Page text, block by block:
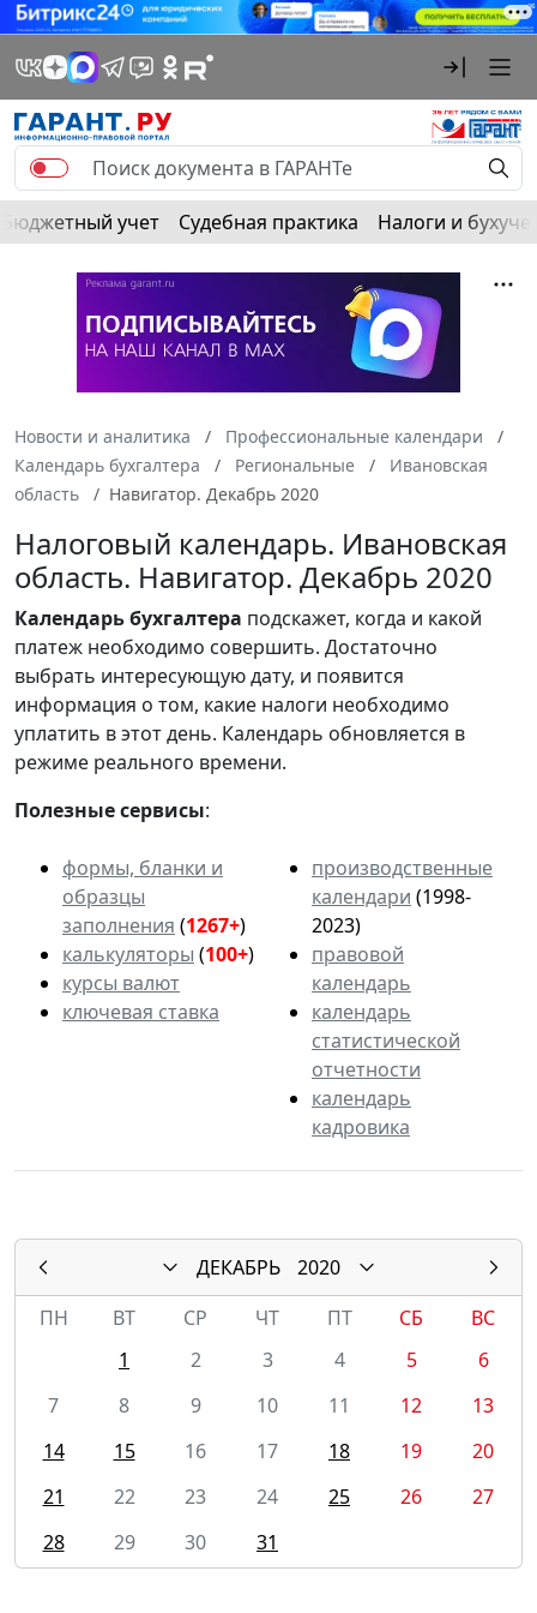
Бюджетный учет Судебная практика Налоги и
Новости и аналитика
Профессиональные календари
Календарь бухгалтера
Региональные
Ивановская
область
Навигатор. Декабрь 2020
Налоговый календарь. Ивановская
область. Навигатор. Декабрь 2020
Календарьбухгалтера подскажет, когда и какой
платеж необходимо совершить. Достаточно
выбрать интересующую дату, и появится
информация о том, какие налоги необходимо
уплатить в этот день. Календарь обновляется в
режиме реального времени.
Полезные сервисы:
формы, бланки и
образцы
заполнения (1267+)
калькуляторы (100+)
курсы валют
ключевая ставка
производственные
календари (1998-
2023)
правовой
календарь
календарь
статистической
отчетности
календарь
кадровика
ДЕКАБРЬ
2020
ПН
ВТ СР ЧТ ПТ СБ
ВС
1
2 3 4 5
6
7
8 9 10 11 12
13
14
15 16 17 18 19
20
21
22 23 24 25 26
27
28
29 30 31